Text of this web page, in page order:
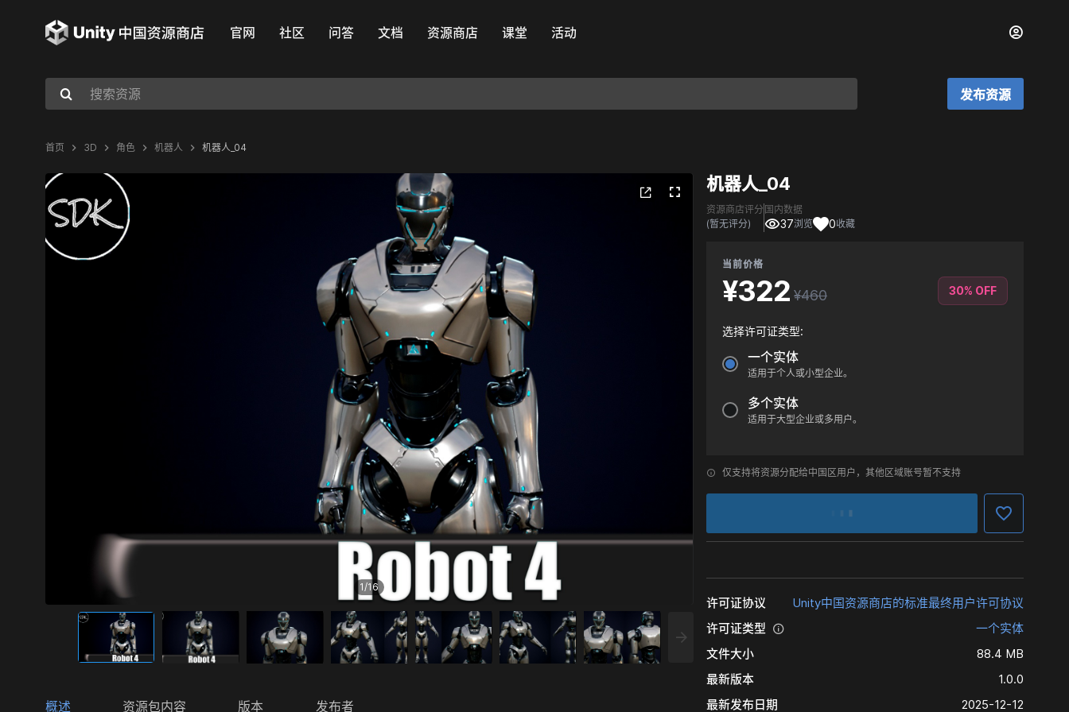
官网 社区 问答 文档 资源商店 课堂 活动
发布资源
首页 3D 角色 机器人 机器人_04
1/16
概述 资源包内容 版本 发布者
机器人_04
资源商店评分
(暂无评分)
国内数据
37浏览 0收藏
当前价格
¥322 ¥460 30% OFF
选择许可证类型:
一个实体
适用于个人或小型企业。
多个实体
适用于大型企业或多用户。
仅支持将资源分配给中国区用户，其他区域账号暂不支持
许可证协议
Unity中国资源商店的标准最终用户许可协议
许可证类型
一个实体
文件大小
88.4 MB
最新版本
1.0.0
最新发布日期
2025-12-12